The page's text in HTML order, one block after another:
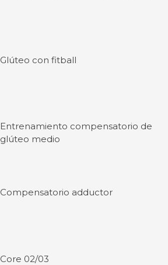
Glúteo con fitball
Entrenamiento compensatorio de
glúteo medio
Compensatorio adductor
Core 02/03